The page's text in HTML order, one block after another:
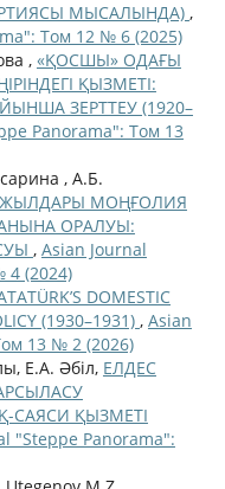
МЫСАЛЫНДА) ,
Том 12 № 6 (2025)
, «ҚОСШЫ» ОДАҒЫ
ҚЫЗМЕТІ:
ЗЕРТТЕУ (1920–
Panorama": Том 13
, А.Б.
ЖЫЛДАРЫ МОҢҒОЛИЯ
ОРАЛУЫ:
, Asian Journal
4 (2024)
DOMESTIC
(1930–1931) , Asian
13 № 2 (2026)
Е.А. Әбіл, ЕЛДЕС
ҚЫЗМЕТІ
"Steppe Panorama":